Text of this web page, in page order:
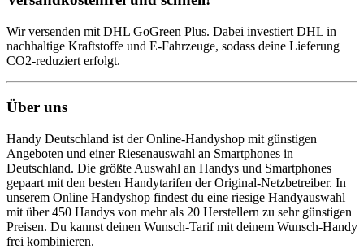
Wir versenden mit DHL GoGreen Plus. Dabei investiert DHL in
nachhaltige Kraftstoffe und E-Fahrzeuge, sodass deine Lieferung
CO2-reduziert erfolgt.
Über uns
Handy Deutschland ist der Online-Handyshop mit günstigen
Angeboten und einer Riesenauswahl an Smartphones in
Deutschland. Die größte Auswahl an Handys und Smartphones
gepaart mit den besten Handytarifen der Original-Netzbetreiber. In
unserem Online Handyshop findest du eine riesige Handyauswahl
mit über 450 Handys von mehr als 20 Herstellern zu sehr günstigen
Preisen. Du kannst deinen Wunsch-Tarif mit deinem Wunsch-Handy
frei kombinieren.